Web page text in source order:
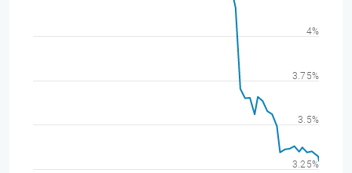
3.25%
3.5%
3.75%
4%